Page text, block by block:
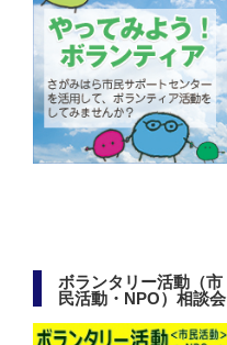
ボランタリー活動（市
民活動・NPO）相談会